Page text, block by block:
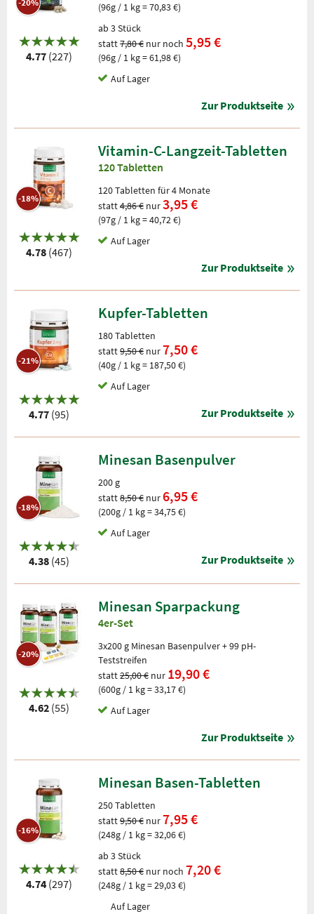
-20%
4.77 (227)
(96g / 1 kg = 70,83 €)
ab 3 Stück
statt7,80 € nur noch 5,95 €
(96g / 1 kg = 61,98 €)
Auf Lager
Zur Produktseite
-18%
4.78 (467)
Vitamin-C-Langzeit-Tabletten
120 Tabletten
120 Tabletten für 4 Monate
statt4,86 € nur3,95 €
(97g / 1 kg = 40,72 €)
Auf Lager
Zur Produktseite
-21%
4.77 (95)
Kupfer-Tabletten
180 Tabletten
statt9,50 € nur7,50 €
(40g / 1 kg = 187,50 €)
Auf Lager
Zur Produktseite
-18%
4.38 (45)
Minesan Basenpulver
200 g
statt8,50 € nur6,95 €
(200g / 1 kg = 34,75 €)
Auf Lager
Zur Produktseite
-20%
4.62 (55)
Minesan Sparpackung
4er-Set
3x200 g Minesan Basenpulver + 99 pH-
Teststreifen
statt25,00 € nur 19,90 €
(600g / 1 kg = 33,17 €)
Auf Lager
Zur Produktseite
-16%
4.74 (297)
Minesan Basen-Tabletten
250 Tabletten
statt9,50 € nur7,95 €
(248g / 1 kg = 32,06 €)
ab 3 Stück
statt8,50 € nur noch 7,20 €
(248g / 1 kg = 29,03 €)
Auf Lager